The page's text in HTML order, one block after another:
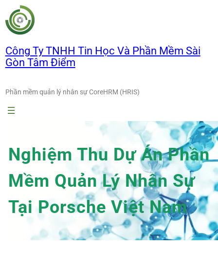
Chuyển
đến
phần
dung
Công Ty TNHH Tin Học Và Phần Mềm Sài
Gòn Tâm Điểm
Phần mềm quản lý nhân sự CoreHRM (HRIS)
Nghiệm Thu Dự Án Phần
Mềm Quản Lý Nhân Sự
Tại Porsche Việt Nam